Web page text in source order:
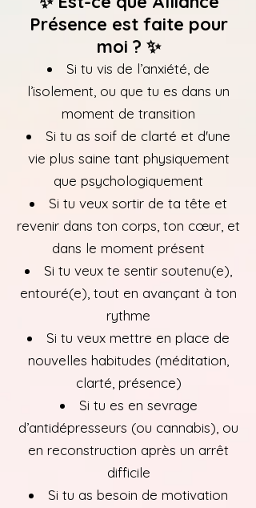
Présence est faite pour
moi ? ✨
Si tu vis de l’anxiété, de
l’isolement, ou que tu es dans un
moment de transition
Si tu as soif de clarté et d'une
vie plus saine tant physiquement
que psychologiquement
Si tu veux sortir de ta tête et
revenir dans ton corps, ton cœur, et
dans le moment présent
Si tu veux te sentir soutenu(e),
entouré(e), tout en avançant à ton
rythme
Si tu veux mettre en place de
nouvelles habitudes (méditation,
clarté, présence)
Si tu es en sevrage
d’antidépresseurs (ou cannabis), ou
en reconstruction après un arrêt
difficile
​Si tu as besoin de motivation